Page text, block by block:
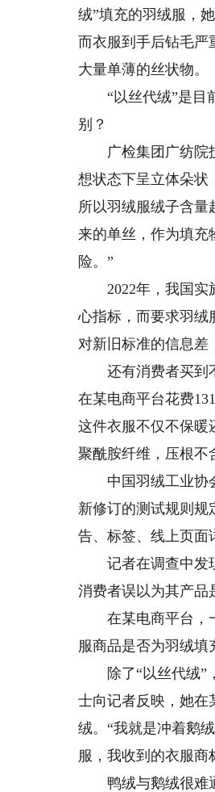
绒”填充的羽绒服，
而衣服到手后钻毛严
大量单薄的丝状物。
“以丝代绒”是目前
别？
广检集团广纺院技
想状态下呈立体朵状
所以羽绒服绒子含量
来的单丝，作为填充
险。”
2022年，我国实施
心指标，而要求羽绒
对新旧标准的信息差
还有消费者买到不
在某电商平台花费
这件衣服不仅不保暖
聚酰胺纤维，压根不
中国羽绒工业协会
新修订的测试规则规
告、标签、线上页面
记者在调查中发现
消费者误以为其产品
在某电商平台，一
服商品是否为羽绒填
除了“以丝代绒”，
士向记者反映，她在
绒。“我就是冲着鹅
服，我收到的衣服商
鸭绒与鹅绒很难通